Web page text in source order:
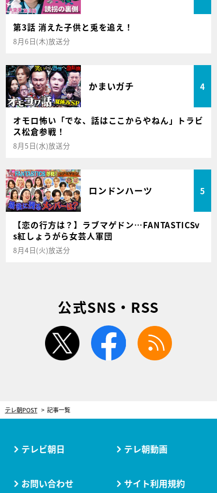
第3話 消えた子供と兎を追え！
8月6日(木)放送分
かまいガチ 4
オモロ怖い「でな、話はここからやねん」トラビ
ス松倉参戦！
8月5日(水)放送分
ロンドンハーツ 5
【恋の行方は？】ラブマゲドン…FANTASTICSv
s紅しょうがら女芸人軍団
8月4日(火)放送分
公式SNS・RSS
twitter facebook
テレ朝POST 記事一覧
テレビ朝日 テレ朝動画
お問い合わせ サイト利用規約